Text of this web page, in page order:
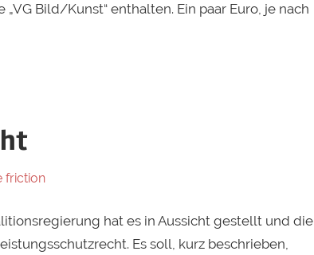
Bild/Kunst“ enthalten. Ein paar Euro, je nach
friction
hat es in Aussicht gestellt und die
Es soll, kurz beschrieben,